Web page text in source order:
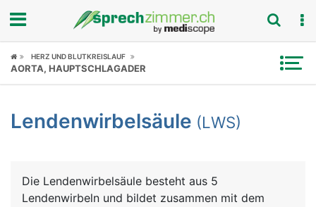
Fokus
Symptome
News
HERZ UND BLUTKREISLAUF
AORTA, HAUPTSCHLAGADER
Lendenwirbelsäule (LWS)
Die Lendenwirbelsäule besteht aus 5
Lendenwirbeln und bildet zusammen mit dem